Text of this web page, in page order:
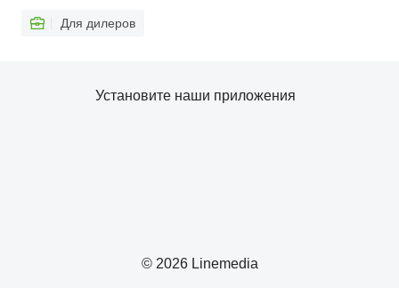
Для дилеров
© 2026 Linemedia
Установите наши приложения